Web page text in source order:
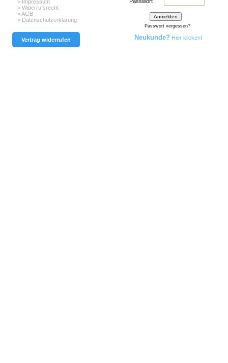
> Impressum
> Widerrufsrecht
> AGB
> Datenschutzerklärung
Vertrag widerrufen
Passwort vergessen?
Neukunde? Hier klicken!